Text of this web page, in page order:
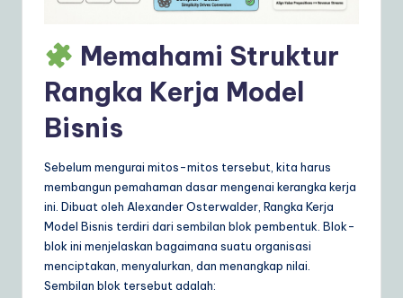
w
S
o
lu
ti
o
Memahami Struktur
Rangka Kerja Model
Bisnis
Sebelum mengurai mitos-mitos tersebut, kita harus
membangun pemahaman dasar mengenai kerangka kerja
ini. Dibuat oleh Alexander Osterwalder, Rangka Kerja
Model Bisnis terdiri dari sembilan blok pembentuk. Blok-
blok ini menjelaskan bagaimana suatu organisasi
menciptakan, menyalurkan, dan menangkap nilai.
Sembilan blok tersebut adalah: